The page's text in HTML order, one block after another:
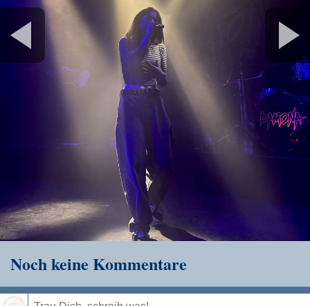
Noch keine Kommentare